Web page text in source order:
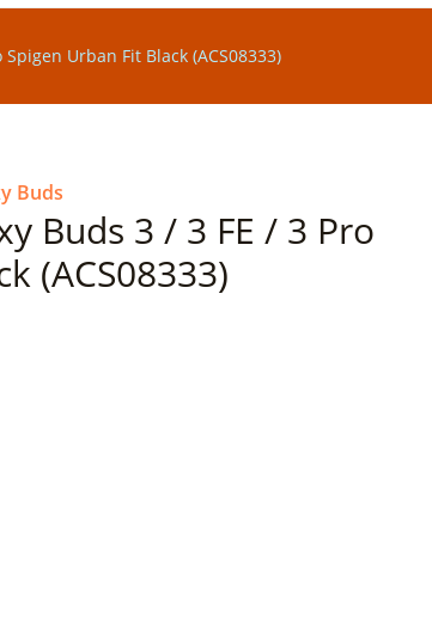
Urban Fit Black (ACS08333)
Buds
Buds 3 / 3 FE / 3 Pro
(ACS08333)